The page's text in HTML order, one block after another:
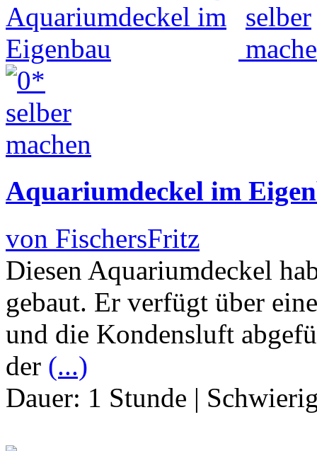
Aquariumdeckel im
von FischersFritz
Diesen Aquariumdeckel
gebaut. Er verfügt über
und die Kondensluft
der (...)
Dauer: 1 Stunde |